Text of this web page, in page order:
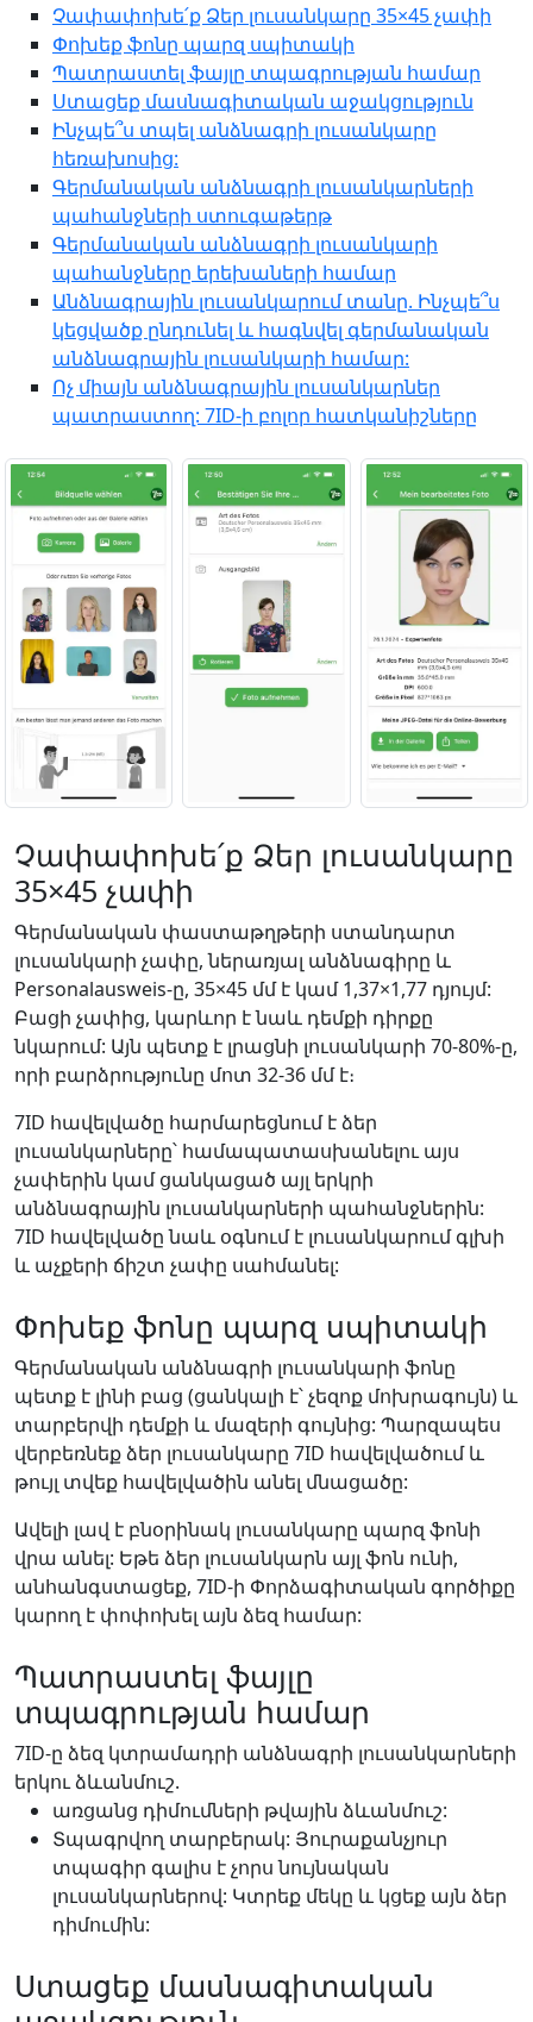
Չափափոխե՛ք Ձեր լուսանկարը 35×45 չափի
Փոխեք ֆոնը պարզ սպիտակի
Պատրաստել ֆայլը տպագրության համար
Ստացեք մասնագիտական աջակցություն
Ինչպե՞ս տպել անձնագրի լուսանկարը
հեռախոսից:
Գերմանական անձնագրի լուսանկարների
պահանջների ստուգաթերթ
Գերմանական անձնագրի լուսանկարի
պահանջները երեխաների համար
Անձնագրային լուսանկարում տանը. Ինչպե՞ս
կեցվածք ընդունել և հագնվել գերմանական
անձնագրային լուսանկարի համար:
Ոչ միայն անձնագրային լուսանկարներ
պատրաստող: 7ID-ի բոլոր հատկանիշները
Չափափոխե՛ք Ձեր լուսանկարը
35×45 չափի
Գերմանական փաստաթղթերի ստանդարտ
լուսանկարի չափը, ներառյալ անձնագիրը և
Personalausweis-ը, 35×45 մմ է կամ 1,37×1,77 դյույմ:
Բացի չափից, կարևոր է նաև դեմքի դիրքը
նկարում: Այն պետք է լրացնի լուսանկարի 70-80%-ը,
որի բարձրությունը մոտ 32-36 մմ է։
7ID հավելվածը հարմարեցնում է ձեր
լուսանկարները՝ համապատասխանելու այս
չափերին կամ ցանկացած այլ երկրի
անձնագրային լուսանկարների պահանջներին:
7ID հավելվածը նաև օգնում է լուսանկարում գլխի
և աչքերի ճիշտ չափը սահմանել:
Փոխեք ֆոնը պարզ սպիտակի
Գերմանական անձնագրի լուսանկարի ֆոնը
պետք է լինի բաց (ցանկալի է՝ չեզոք մոխրագույն) և
տարբերվի դեմքի և մազերի գույնից: Պարզապես
վերբեռնեք ձեր լուսանկարը 7ID հավելվածում և
թույլ տվեք հավելվածին անել մնացածը:
Ավելի լավ է բնօրինակ լուսանկարը պարզ ֆոնի
վրա անել: Եթե ձեր լուսանկարն այլ ֆոն ունի,
անհանգստացեք, 7ID-ի Փորձագիտական գործիքը
կարող է փոփոխել այն ձեզ համար:
Պատրաստել ֆայլը
տպագրության համար
7ID-ը ձեզ կտրամադրի անձնագրի լուսանկարների
երկու ձևանմուշ.
առցանց դիմումների թվային ձևանմուշ:
Տպագրվող տարբերակ: Յուրաքանչյուր
տպագիր գալիս է չորս նույնական
լուսանկարներով: Կտրեք մեկը և կցեք այն ձեր
դիմումին:
Ստացեք մասնագիտական